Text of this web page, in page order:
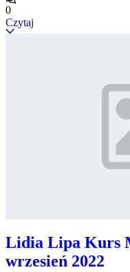
0
Czytaj
Lidia Lipa Kurs
wrzesień 2022